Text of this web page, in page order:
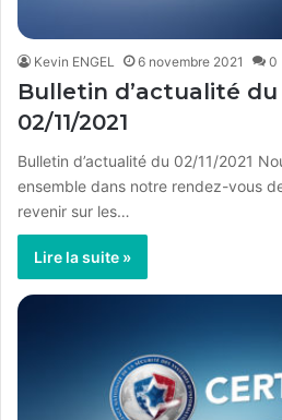
Kevin ENGEL 6 novembre 2021 0
Bulletin d’actualité du
02/11/2021
Bulletin d’actualité du 02/11/2021
ensemble dans notre rendez-vous
revenir sur les…
Lire la suite »